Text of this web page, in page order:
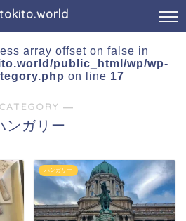
array offset on false in
public_html/wp/wp-
on line 17
―
ンガリー
ハンガリー